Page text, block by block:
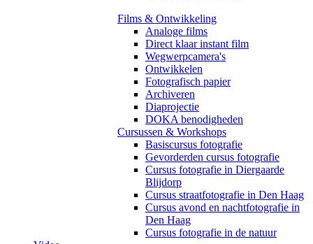
Films & Ontwikkeling
Analoge films
Direct klaar instant film
Wegwerpcamera's
Ontwikkelen
Fotografisch papier
Archiveren
Diaprojectie
DOKA benodigheden
Cursussen & Workshops
Basiscursus fotografie
Gevorderden cursus fotografie
Cursus fotografie in Diergaarde
Blijdorp
Cursus straatfotografie in Den Haag
Cursus avond en nachtfotografie in
Den Haag
Cursus fotografie in de natuur